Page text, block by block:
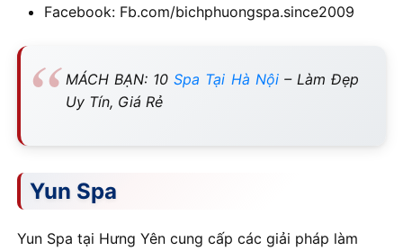
Facebook: Fb.com/bichphuongspa.since2009
MÁCH BẠN: 10Spa Tại Hà Nội– Làm Đẹp
Uy Tín, Giá Rẻ
Yun Spa
Yun Spa tại Hưng Yên cung cấp các giải pháp làm